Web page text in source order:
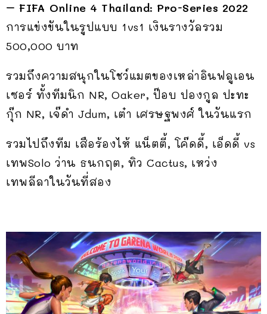
– FIFA Online 4 Thailand: Pro-Series 2022
การแข่งขันในรูปแบบ 1vs1 เงินรางวัลรวม
500,000 บาท
รวมถึงความสนุกในโชว์แมตของเหล่าอินฟลูเอน
เซอร์ ทั้งทีมนิก NR, Oaker, ป๊อบ ปองกูล ปะทะ
กุ๊ก NR, เจ๊ดำ Jdum, เต๋า เศรษฐพงศ์ ในวันแรก
รวมไปถึงทีม เสือร้องไห้ แน็ตตี้, โค๊ดดี้, เอ็ดดี้ vs
เทพSolo ว่าน ธนกฤต, ทิว Cactus, เหว่ง
เทพลีลาในวันที่สอง